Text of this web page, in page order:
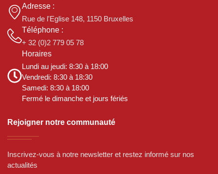
Adresse :
Rue de l'Eglise 148, 1150 Bruxelles
Téléphone :
+ 32 (0)2 779 05 78
Horaires
Lundi au jeudi: 8:30 à 18:00
Vendredi: 8:30 à 18:30
Samedi: 8:30 à 18:00
Fermé le dimanche et jours fériés
Rejoigner notre communauté
Inscrivez-vous à notre newsletter et restez informé sur nos
actualités